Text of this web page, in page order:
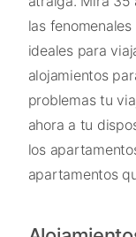
las
ideales para
alojamientos
problemas tu
ahora a tu
los
apartamentos